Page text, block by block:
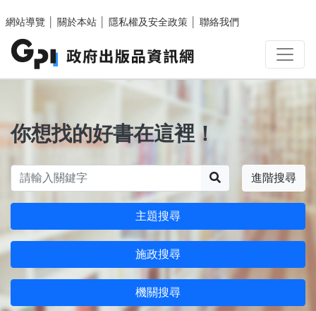
網站導覽
關於本站 隱私權及安全政策 聯絡我們
你想找的好書在這裡！
進階搜尋
主題搜尋
施政搜尋
機關搜尋